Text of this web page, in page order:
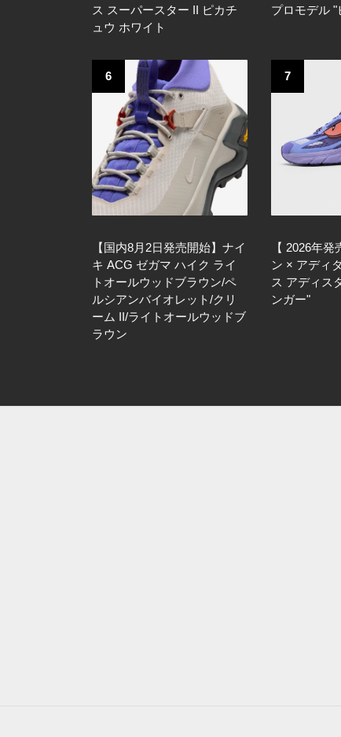
ス スーパースター II ピカチ
ュウ ホワイト
プロモデル "
6
【国内8月2日発売開始】ナイ
キ ACG ゼガマ ハイク ライ
トオールウッドブラウン/ペ
ルシアンバイオレット/クリ
ーム II/ライトオールウッドブ
ラウン
7
【 2026年
ン × アディ
ス アディス
ンガー"